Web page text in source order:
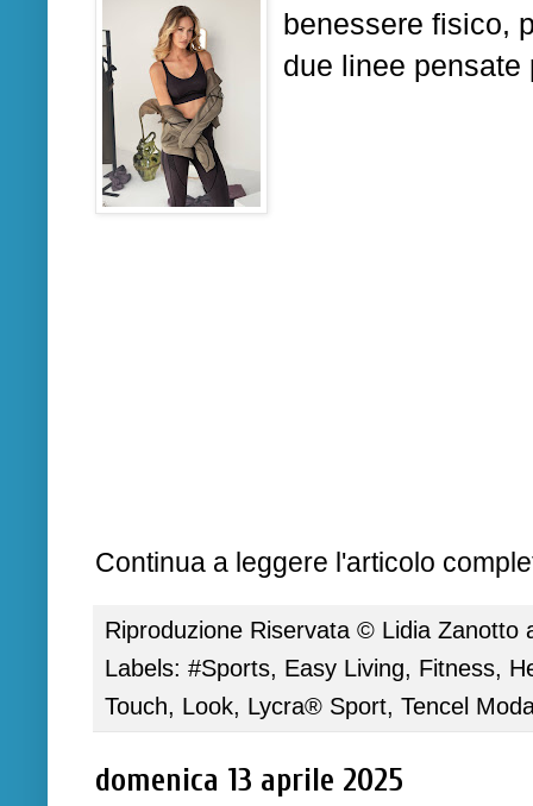
benessere fisico,
due linee
Continua a leggere l'articolo
Riproduzione Riservata © Lidia Zanotto
Labels: #Sports Easy Living Fitness
Touch
Look Lycra® Sport Tencel
domenica 13 aprile 2025